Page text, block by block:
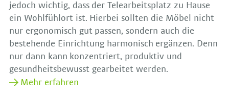
jedoch wichtig, dass der Telearbeitsplatz zu Hause
ein Wohlfühlort ist. Hierbei sollten die Möbel nicht
nur ergonomisch gut passen, sondern auch die
bestehende Einrichtung harmonisch ergänzen. Denn
nur dann kann konzentriert, produktiv und
gesundheitsbewusst gearbeitet werden.
Mehr erfahren